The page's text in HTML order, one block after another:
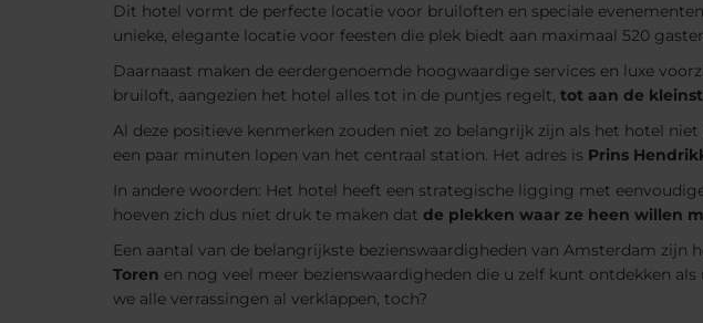
Dit hotel vormt de perfecte locatie voor bruiloften en speciale
unieke, elegante locatie voor feesten die plek biedt aan maximaal 520
Daarnaast maken de eerdergenoemde hoogwaardige services en luxe
bruiloft, aangezien het hotel alles tot in de puntjes regelt, tot aan de
Al deze positieve kenmerken zouden niet zo belangrijk zijn als het hotel
een paar minuten lopen van het centraal station. Het adres is Prins
In andere woorden: Het hotel heeft een strategische ligging met
hoeven zich dus niet druk te maken dat de plekken waar ze heen willen
Een aantal van de belangrijkste bezienswaardigheden van Amsterdam zijn
Toren en nog veel meer bezienswaardigheden die u zelf kunt ontdekken
we alle verrassingen al verklappen, toch?